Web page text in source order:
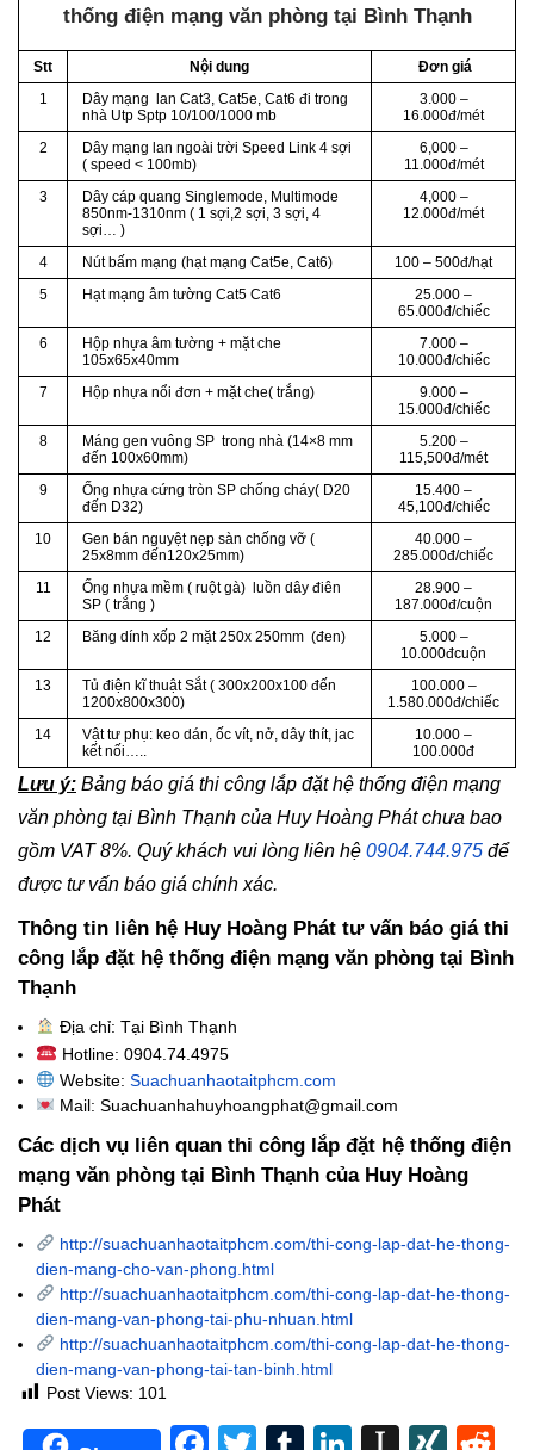
thống điện mạng văn phòng tại Bình Thạnh
Stt Nội dung
Đơn giá
1
Dây mạng lan Cat3, Cat5e, Cat6 đi trong
nhà Utp Sptp 10/100/1000 mb
3.000 –
16.000đ/mét
2
Dây mạng lan ngoài trời Speed Link 4 sợi
( speed < 100mb)
6,000 –
11.000đ/mét
3
Dây cáp quang Singlemode, Multimode
850nm-1310nm ( 1 sợi,2 sợi, 3 sợi, 4
sợi… )
4,000 –
12.000đ/mét
4 Nút bấm mạng (hạt mạng Cat5e, Cat6)
100 – 500đ/hạt
5
Hạt mạng âm tường Cat5 Cat6
25.000 –
65.000đ/chiếc
6
Hộp nhựa âm tường + mặt che
105x65x40mm
7.000 –
10.000đ/chiếc
7
Hộp nhựa nổi đơn + mặt che( trắng)
9.000 –
15.000đ/chiếc
8
Máng gen vuông SP trong nhà (14×8 mm
đến 100x60mm)
5.200 –
115,500đ/mét
9
Ống nhựa cứng tròn SP chống cháy( D20
đến D32)
15.400 –
45,100đ/chiếc
10
Gen bán nguyệt nẹp sàn chống vỡ (
25x8mm đến120x25mm)
40.000 –
285.000đ/chiếc
11
Ống nhựa mềm ( ruột gà) luồn dây điên
SP ( trắng )
28.900 –
187.000đ/cuộn
12
Băng dính xốp 2 mặt 250x 250mm (đen)
5.000 –
10.000đcuộn
13
Tủ điện kĩ thuật Sắt ( 300x200x100 đến
1200x800x300)
100.000 –
1.580.000đ/chiếc
14
Vật tư phụ: keo dán, ốc vít, nở, dây thít, jac
kết nối…..
10.000 –
100.000đ
Lưu ý: Bảng báo giá thi công lắp đặt hệ thống điện mạng
văn phòng tại Bình Thạnh của Huy Hoàng Phát chưa bao
gồm VAT 8%. Quý khách vui lòng liên hệ 0904.744.975 để
được tư vấn báo giá chính xác.
Thông tin liên hệ Huy Hoàng Phát tư vấn báo giá thi
công lắp đặt hệ thống điện mạng văn phòng tại Bình
Thạnh
Địa chỉ: Tại Bình Thạnh
Hotline: 0904.74.4975
Website: Suachuanhaotaitphcm.com
Mail: Suachuanhahuyhoangphat@gmail.com
Các dịch vụ liên quan thi công lắp đặt hệ thống điện
mạng văn phòng tại Bình Thạnh của Huy Hoàng
Phát
http://suachuanhaotaitphcm.com/thi-cong-lap-dat-he-thong-
dien-mang-cho-van-phong.html
http://suachuanhaotaitphcm.com/thi-cong-lap-dat-he-thong-
dien-mang-van-phong-tai-phu-nhuan.html
http://suachuanhaotaitphcm.com/thi-cong-lap-dat-he-thong-
dien-mang-van-phong-tai-tan-binh.html
Post Views: 101